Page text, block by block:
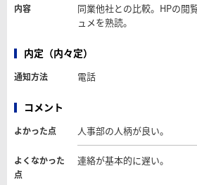
内容
同業他社との比較。HPの閲
ュメを熟読。
内定（内々定）
通知方法 電話
コメント
よかった点 人事部の人柄が良い。
よくなかった
点
連絡が基本的に遅い。